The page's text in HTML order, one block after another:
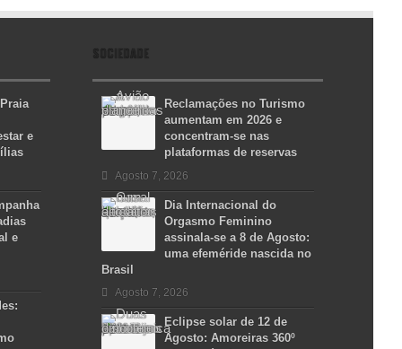
e
e
SOCIEDADE
Reclamações no Turismo
aumentam em 2026 e
concentram-se nas
plataformas de reservas
Agosto 7, 2026
Dia Internacional do
Orgasmo Feminino
assinala-se a 8 de Agosto:
uma efeméride nascida no
Brasil
Agosto 7, 2026
Eclipse solar de 12 de
Agosto: Amoreiras 360º